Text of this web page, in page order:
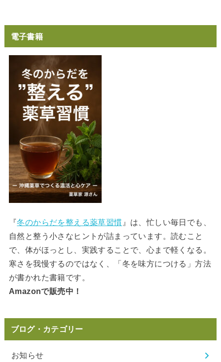
電子書籍
『冬のからだを整える薬草習慣 』は、忙しい毎日でも、
自然と整う小さなヒントが詰まっています。読むこと
で、体がほっとし、実践することで、心まで軽くなる。
寒さを我慢するのではなく、「冬を味方につける」方法
が書かれた書籍です。
Amazonで販売中！
ブログ・カテゴリー
お知らせ